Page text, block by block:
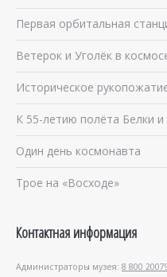
Первая орбитальная
Ветерок и Уголёк в
Историческое
К 55-летию полёта Белки и
Один день космонавта
Трое на «Восходе»
Контактная информация
Администраторы музея: 8 800